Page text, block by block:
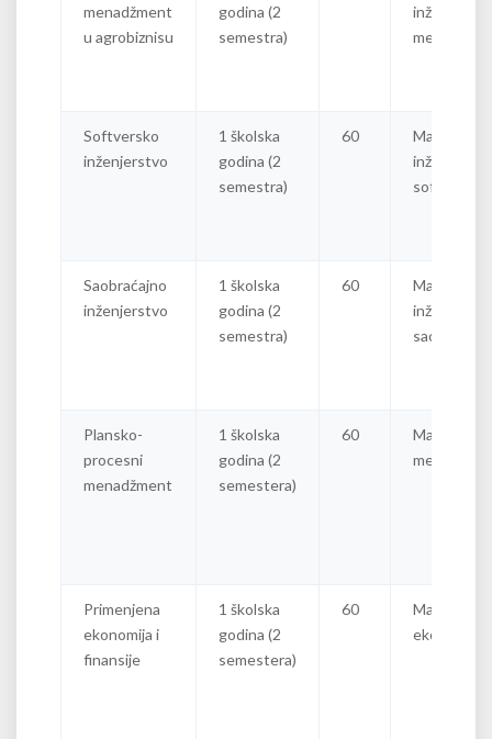
menadžment
u agrobiznisu
godina (2
semestra)
inženjer
Softversko
inženjerstvo
1 školska
godina (2
semestra)
60
Master
inženjer
softvera
Saobraćajno
inženjerstvo
1 školska
godina (2
semestra)
60
Master
inženjer
saobraćaja
Plansko-
procesni
menadžment
1 školska
godina (2
semestera)
60
Master
menadžer
Primenjena
ekonomija i
finansije
1 školska
godina (2
semestera)
60
Master
ekonomista